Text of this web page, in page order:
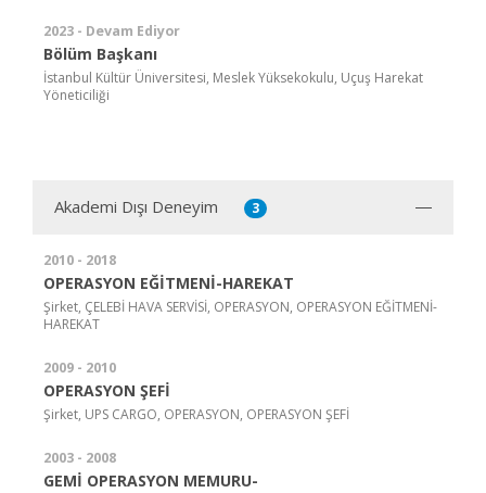
2023 - Devam Ediyor
Bölüm Başkanı
İstanbul Kültür Üniversitesi, Meslek Yüksekokulu, Uçuş Harekat
Yöneticiliği
Akademi Dışı Deneyim 3
2010 - 2018
OPERASYON EĞİTMENİ-HAREKAT
Şirket, ÇELEBİ HAVA SERVİSİ, OPERASYON, OPERASYON EĞİTMENİ-
HAREKAT
2009 - 2010
OPERASYON ŞEFİ
Şirket, UPS CARGO, OPERASYON, OPERASYON ŞEFİ
2003 - 2008
GEMİ OPERASYON MEMURU-